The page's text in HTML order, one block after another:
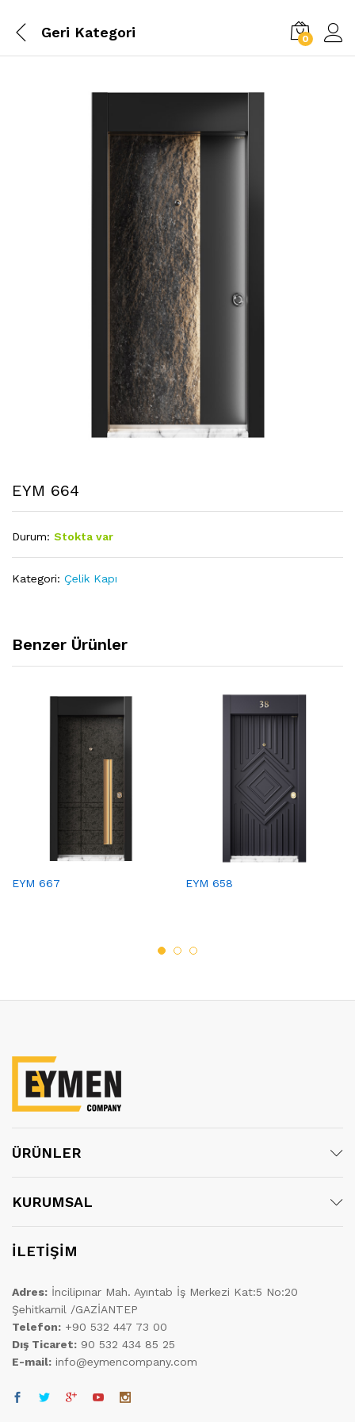
Geri Kategori 0
EYM 664
Durum: Stokta var
Kategori: Çelik Kapı
Benzer Ürünler
EYM 667 EYM 658
ÜRÜNLER
KURUMSAL
İLETİŞİM
Adres: İncilipınar Mah. Ayıntab İş Merkezi Kat:5 No:20
Şehitkamil /GAZİANTEP
Telefon: +90 532 447 73 00
Dış Ticaret: 90 532 434 85 25
E-mail: info@eymencompany.com